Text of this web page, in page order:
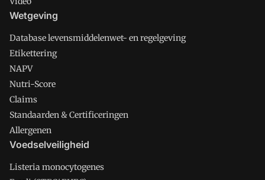
Wetgeving
Database levensmiddelenwet- en regelgeving
Etikettering
NAPV
Nutri-Score
Claims
Standaarden & Certificeringen
Allergenen
Voedselveiligheid
Listeria monocytogenes